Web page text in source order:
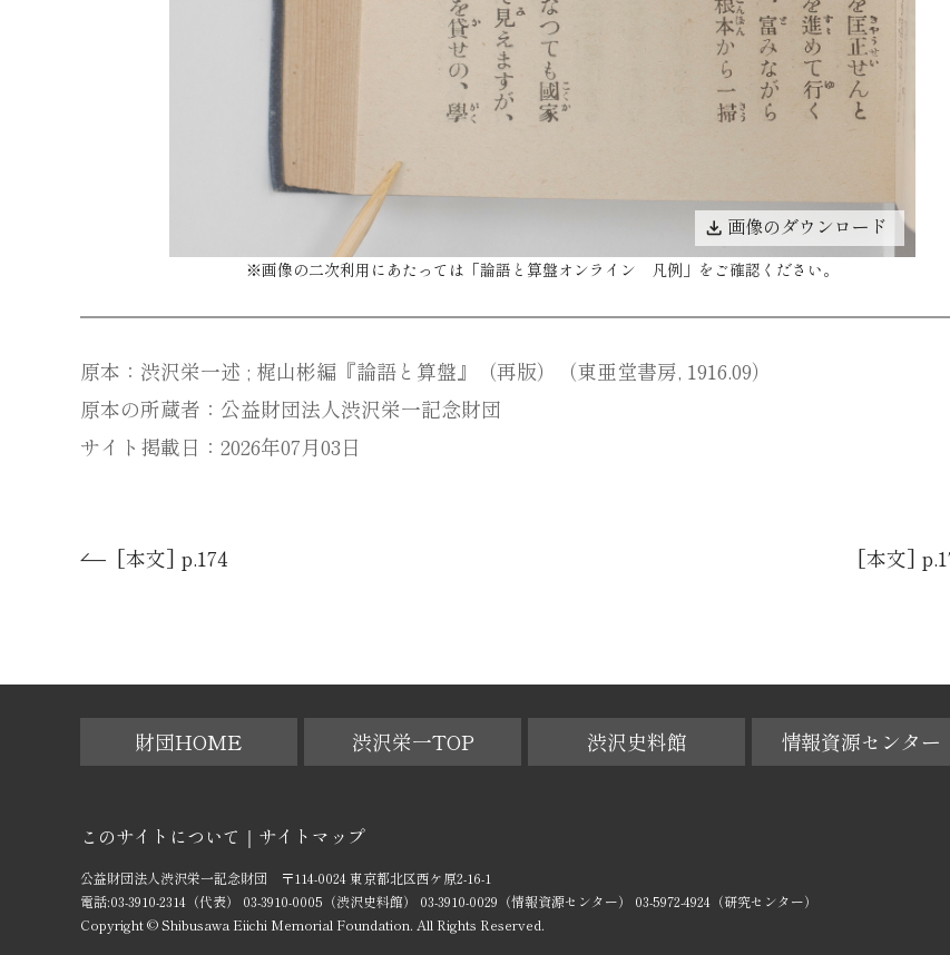
画像のダウンロード
※画像の二次利用にあたっては「論語と算盤オンライン 凡例 」をご確認ください。
原本：渋沢栄一述 ; 梶山彬編『論語と算盤』（再版）（東亜堂書房, 1916.09）
原本の所蔵者：公益財団法人渋沢栄一記念財団
サイト掲載日：2026年07月03日
[本文] p.174 [本文]
財団HOME 渋沢栄一TOP 渋沢史料館 情報資源センター
このサイトについて サイトマップ
公益財団法人渋沢栄一記念財団 〒114-0024 東京都北区西ケ原2-16-1
電話:03-3910-2314（代表） 03-3910-0005（渋沢史料館） 03-3910-0029（情報資源センター） 03-5972-4924（研究センター）
Copyright © Shibusawa Eiichi Memorial Foundation. All Rights Reserved.